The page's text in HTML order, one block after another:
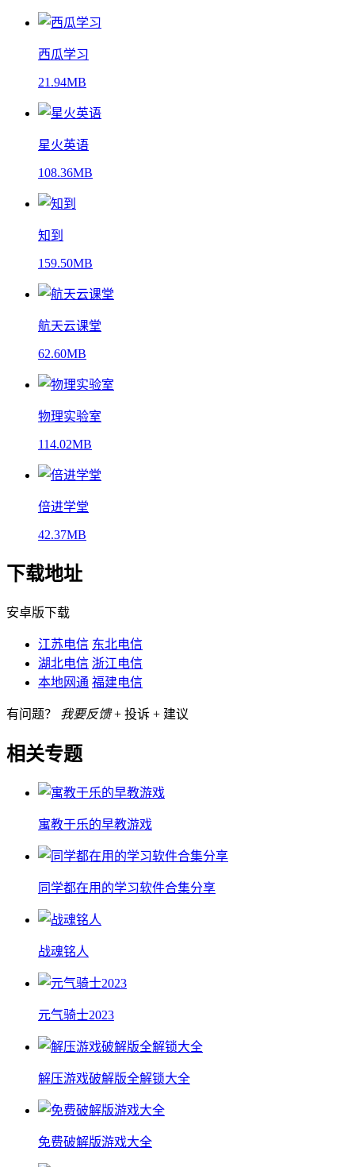
西瓜学习
21.94MB
星火英语
108.36MB
知到
159.50MB
航天云课堂
62.60MB
物理实验室
114.02MB
倍进学堂
42.37MB
下载地址
安卓版下载
江苏电信 东北电信
湖北电信 浙江电信
本地网通 福建电信
有问题？ 我要反馈+ 投诉 + 建议
相关专题
寓教于乐的早教游戏
同学都在用的学习软件合集分享
战魂铭人
元气骑士2023
解压游戏破解版全解锁大全
免费破解版游戏大全